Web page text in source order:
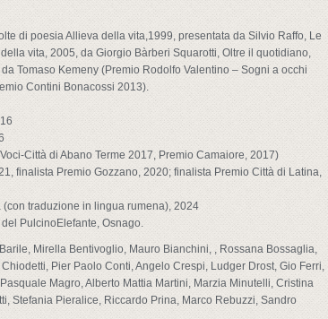
di poesia Allieva della vita,1999, presentata da Silvio Raffo, Le
vita, 2005, da Giorgio Bàrberi Squarotti, Oltre il quotidiano,
Tomaso Kemeny (Premio Rodolfo Valentino – Sogni a occhi
Contini Bonacossi 2013).
Città di Abano Terme 2017, Premio Camaiore, 2017)
finalista Premio Gozzano, 2020; finalista Premio Città di Latina,
traduzione in lingua rumena), 2024
PulcinoElefante, Osnago.
Mirella Bentivoglio, Mauro Bianchini, , Rossana Bossaglia,
Pier Paolo Conti, Angelo Crespi, Ludger Drost, Gio Ferri,
Magro, Alberto Mattia Martini, Marzia Minutelli, Cristina
Stefania Pieralice, Riccardo Prina, Marco Rebuzzi, Sandro